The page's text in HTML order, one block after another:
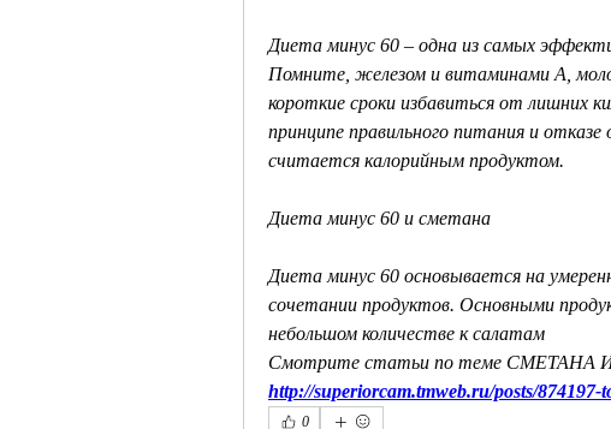
Диета минус 60 – одна из самых
Помните, железом и витаминами А,
короткие сроки избавиться от лишних
принципе правильного питания и
считается калорийным продуктом.
Диета минус 60 и сметана
Диета минус 60 основывается на
сочетании продуктов. Основными
небольшом количестве к салатам
Смотрите статьи по теме
http://superiorcam.tmweb.ru/posts/
0